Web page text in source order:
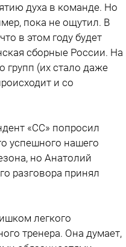
духа в команде. Но
пока не ощутил. В
в этом году будет
сборные России. На
групп (их стало даже
и со
«СС» попросил
успешного нашего
но Анатолий
разговора принял
легкого
тренера. Она думает,